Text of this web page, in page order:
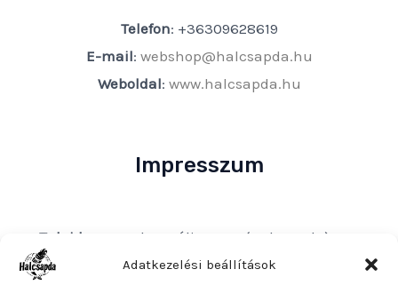
Adatkezelési beállítások
Telefon: +36309628619
E-mail: webshop@halcsapda.hu
Weboldal: www.halcsapda.hu
Impresszum
Tulajdonos
: Bakos Bálint E. V. (Halcsapda)
Székhely és postacím: 2890 Tata, Nyárfa u. 7.